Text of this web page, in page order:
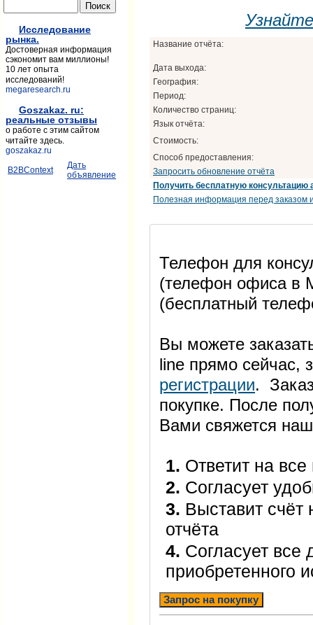
Название отчёта:
Дата выхода:
География:
Период:
Количество страниц:
Язык отчёта:
Стоимость:
Способ предоставления:
Запросить обновление отчёта
Получить бесплатную консультацию
Полезная информация перед заказом
Телефон для
(телефон офиса в
(бесплатный
Вы можете
line прямо
регистрации.
покупке. После
Вами свяжется
1. Ответит на
2. Согласует
3. Выставит счёт
отчёта
4. Согласует все
приобретенного
Запрос на покупку
Исследование
рынка.
Достоверная информация
сэкономит вам миллионы!
10 лет опыта
исследований!
megaresearch.ru
Goszakaz. ru:
реальные отзывы
о работе с этим сайтом
читайте здесь.
goszakaz.ru
B2BContext
Дать
объявление